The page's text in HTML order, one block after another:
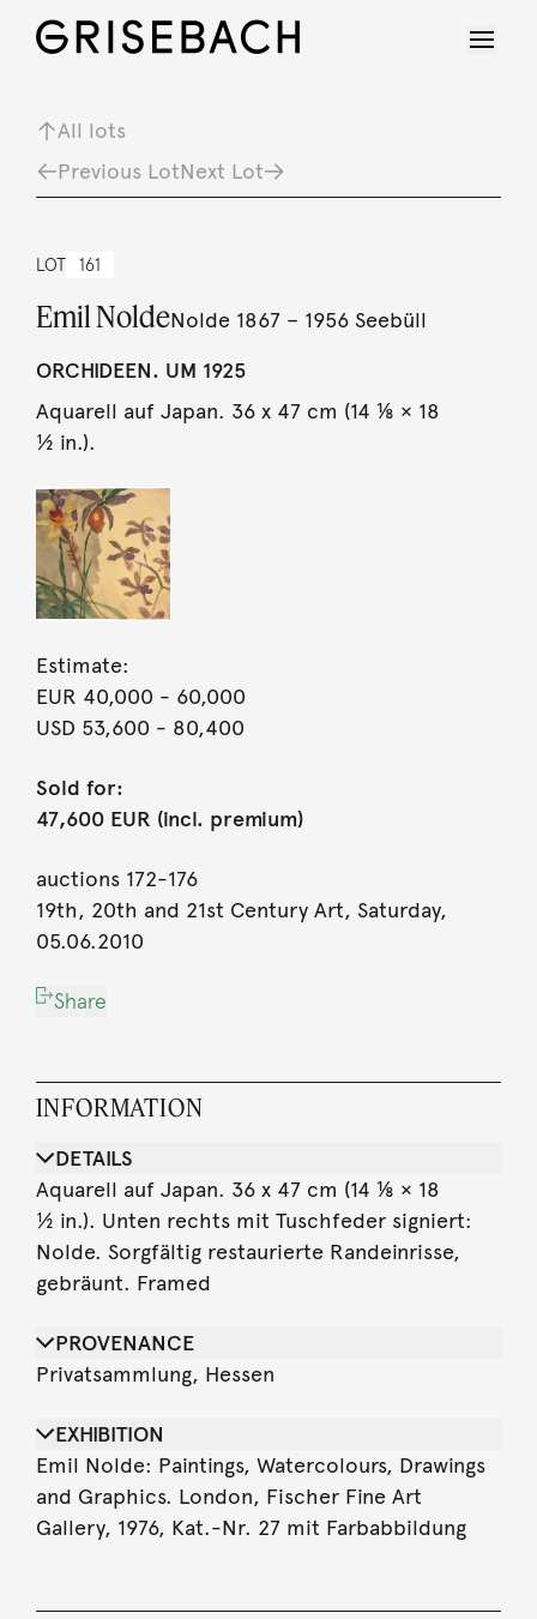
All lots
Previous LotNext Lot
LOT 161
Emil NoldeNolde 1867 – 1956 Seebüll
ORCHIDEEN. UM 1925
Aquarell auf Japan. 36 x 47 cm (14 ⅛ × 18
½ in.).
Estimate:
EUR 40,000 - 60,000
USD 53,600 - 80,400
Sold for:
47,600 EUR (incl. premium)
auctions 172-176
19th, 20th and 21st Century Art, Saturday,
05.06.2010
Share
INFORMATION
DETAILS
Aquarell auf Japan. 36 x 47 cm (14 ⅛ × 18
½ in.). Unten rechts mit Tuschfeder signiert:
Nolde. Sorgfältig restaurierte Randeinrisse,
gebräunt. Framed
PROVENANCE
Privatsammlung, Hessen
EXHIBITION
Emil Nolde: Paintings, Watercolours, Drawings
and Graphics. London, Fischer Fine Art
Gallery, 1976, Kat.-Nr. 27 mit Farbabbildung